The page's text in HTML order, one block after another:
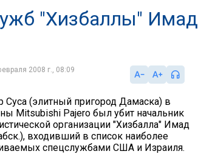
"Хизбаллы" Имад
2008 г., 08:09
(элитный пригород Дамаска) в
Mitsubishi Pajero был убит начальник
организации "Хизбалла" Имад
входивший в список наиболее
спецслужбами США и Израиля.